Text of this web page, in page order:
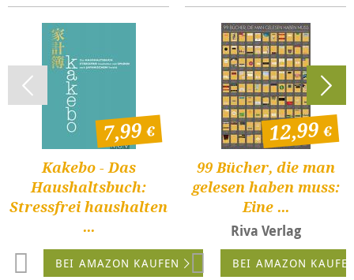
Kakebo - Das
Haushaltsbuch:
Stressfrei haushalten
...
7,99
BEI AMAZON KAUFEN
99 Bücher, die man
gelesen haben muss:
Eine ...
Riva Verlag
12,99
BEI AMAZON